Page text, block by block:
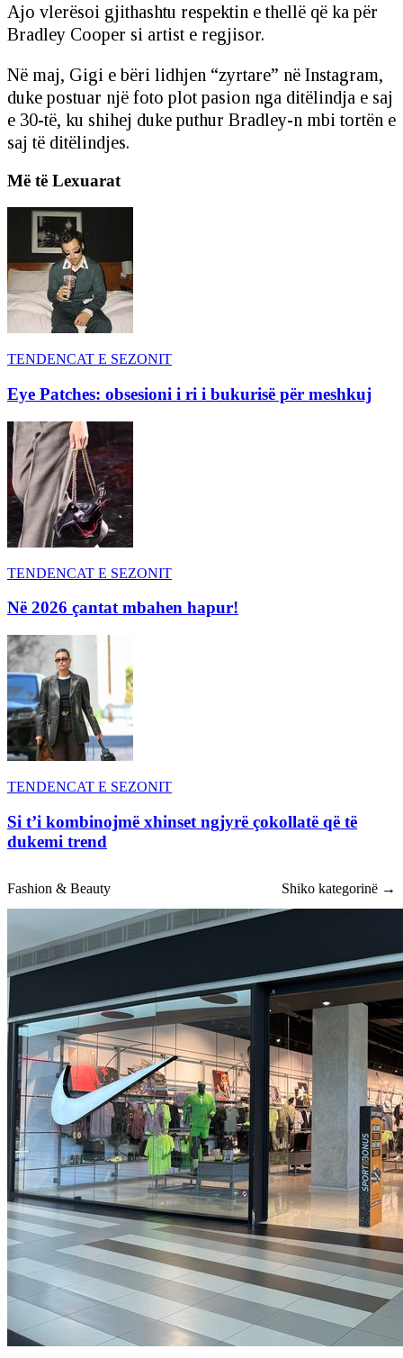
Ajo vlerësoi gjithashtu respektin e thellë që ka për
Bradley Cooper si artist e regjisor.
Në maj, Gigi e bëri lidhjen “zyrtare” në Instagram,
duke postuar një foto plot pasion nga ditëlindja e saj
e 30-të, ku shihej duke puthur Bradley-n mbi tortën e
saj të ditëlindjes.
Më të Lexuarat
TENDENCAT E SEZONIT
Eye Patches: obsesioni i ri i bukurisë për meshkuj
TENDENCAT E SEZONIT
Në 2026 çantat mbahen hapur!
TENDENCAT E SEZONIT
Si t’i kombinojmë xhinset ngjyrë çokollatë që të
dukemi trend
Fashion & Beauty Shiko kategorinë →